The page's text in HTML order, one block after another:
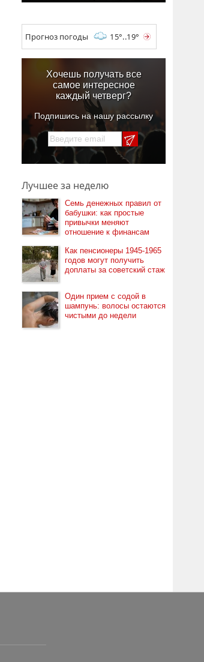
Прогноз погоды 15°..19°
Хочешь получать все
самое интересное
каждый четверг?
Подпишись на нашу рассылку
Лучшее за неделю
Семь денежных правил от
бабушки: как простые
привычки меняют
отношение к финансам
Как пенсионеры 1945-1965
годов могут получить
доплаты за советский стаж
Один прием с содой в
шампунь: волосы остаются
чистыми до недели